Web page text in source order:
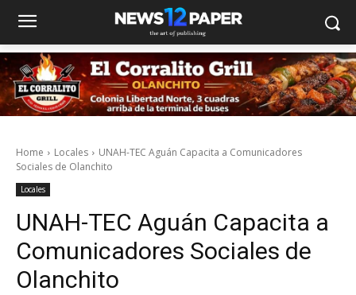
Home Locales
UNAH-TEC Aguán Capacita a Comunicadores
Sociales de Olanchito
Locales
UNAH-TEC Aguán Capacita a
Comunicadores Sociales de
Olanchito